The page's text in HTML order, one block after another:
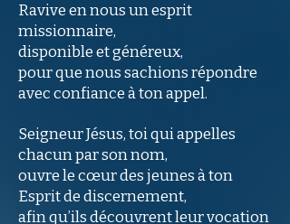
Ravive en nous un esprit
missionnaire,
disponible et généreux,
pour que nous sachions répondre
avec confiance à ton appel.
Seigneur Jésus, toi qui appelles
chacun par son nom,
ouvre le cœur des jeunes à ton
Esprit de discernement,
afin qu’ils découvrent leur vocation